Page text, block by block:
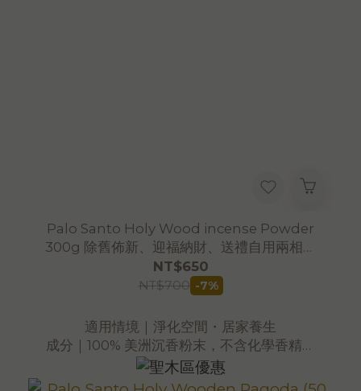
Palo Santo Holy Wood incense Powder
300g 除舊佈新、迎福納財、送禮自用兩相宜
｜淨化除障｜避邪聖品
NT$650
NT$700 -7%
適用情境｜淨化空間・居家養生
成分｜100% 美洲沉香粉末，不含化學香精、
香料或其他雜木。SGS 檢驗合格。
淨重｜300g (半斤) ｜補充包量多更實惠